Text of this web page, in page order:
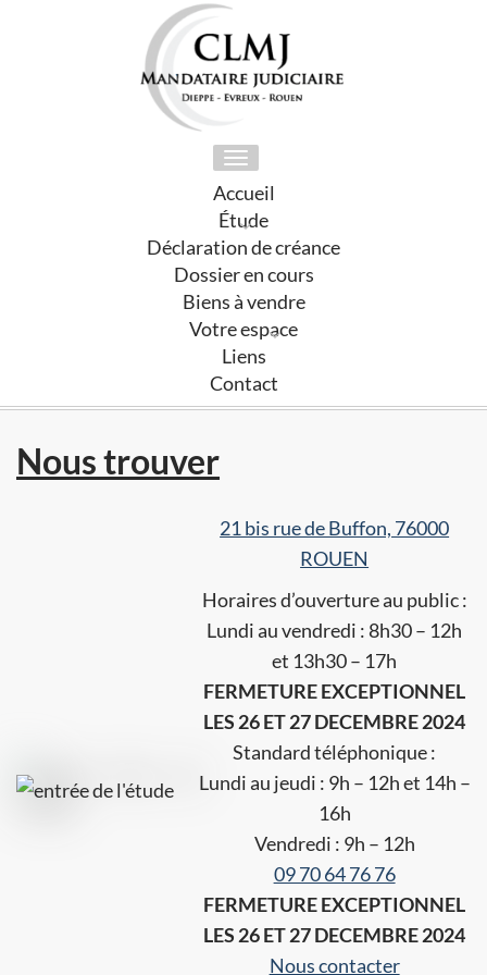
Toggle
navigation
Accueil
Étude
Déclaration de créance
Dossier en cours
Biens à vendre
Votre espace
Liens
Contact
Nous trouver
21 bis rue de Buffon, 76000
ROUEN
Horaires d’ouverture au public :
Lundi au vendredi : 8h30 – 12h
et 13h30 – 17h
FERMETURE EXCEPTIONNEL
LES 26 ET 27 DECEMBRE 2024
Standard téléphonique :
Lundi au jeudi : 9h – 12h et 14h –
16h
Vendredi : 9h – 12h
09 70 64 76 76
FERMETURE EXCEPTIONNEL
LES 26 ET 27 DECEMBRE 2024
Nous contacter